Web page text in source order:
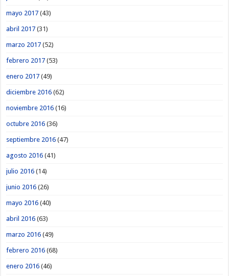
mayo 2017 (43)
abril 2017 (31)
marzo 2017 (52)
febrero 2017 (53)
enero 2017 (49)
diciembre 2016 (62)
noviembre 2016 (16)
octubre 2016 (36)
septiembre 2016 (47)
agosto 2016 (41)
julio 2016 (14)
junio 2016 (26)
mayo 2016 (40)
abril 2016 (63)
marzo 2016 (49)
febrero 2016 (68)
enero 2016 (46)